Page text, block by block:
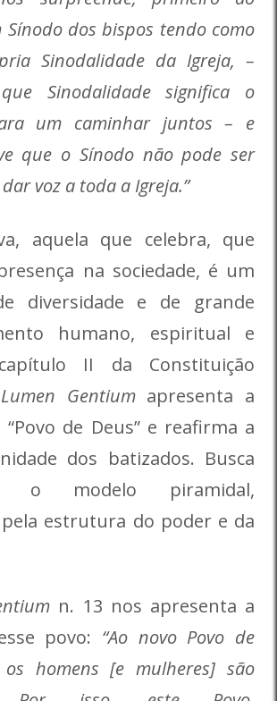
Sínodo dos bispos tendo como
Sinodalidade da Igreja, –
Sinodalidade significa o
um caminhar juntos – e
que o Sínodo não pode ser
voz a toda a Igreja.”
aquela que celebra, que
na sociedade, é um
diversidade e de grande
humano, espiritual e
II da Constituição
Lumen Gentiumapresenta a
de Deus” e reafirma a
dos batizados. Busca
o modelo piramidal,
estrutura do poder e da
n. 13 nos apresenta a
povo: “Ao novo Povo de
homens [e mulheres] são